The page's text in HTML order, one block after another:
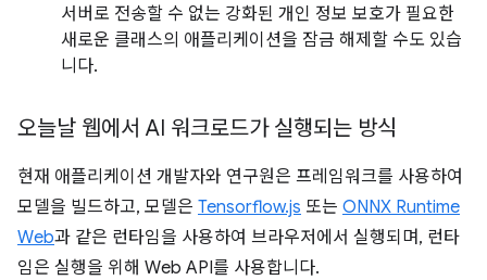
서버로 전송할 수 없는 강화된 개인 정보 보호가 필요한
새로운 클래스의 애플리케이션을 잠금 해제할 수도 있습
니다.
오늘날 웹에서 AI 워크로드가 실행되는 방식
현재 애플리케이션 개발자와 연구원은 프레임워크를 사용하여
모델을 빌드하고, 모델은 Tensorflow.js 또는 ONNX Runtime
Web과 같은 런타임을 사용하여 브라우저에서 실행되며, 런타
임은 실행을 위해 Web API를 사용합니다.